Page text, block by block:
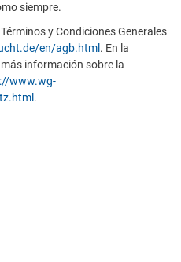
siempre.
y Condiciones Generales
en/agb.html . En la
información sobre la
www.wg-
.